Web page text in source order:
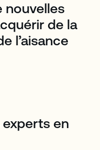
nouvelles
de la
l’aisance
en